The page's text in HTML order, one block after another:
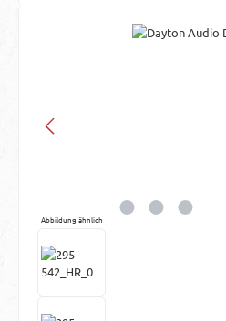
Bildergalerie überspringen
Abbildung ähnlich